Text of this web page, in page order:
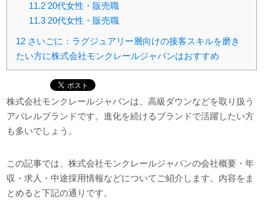
11.2 20代女性・販売職
11.3 20代女性・販売職
12 さいごに：ラグジュアリー層向けの接客スキルを磨き
たい方に株式会社モンクレールジャパンはおすすめ
株式会社モンクレールジャパンは、高級ダウンなどを取り扱う
アパレルブランドです。進化を続けるブランドで活躍したい方
も多いでしょう。
この記事では、株式会社モンクレールジャパンの会社概要・年
収・求人・中途採用情報などについてご紹介します。内容をま
とめると下記の通りです。